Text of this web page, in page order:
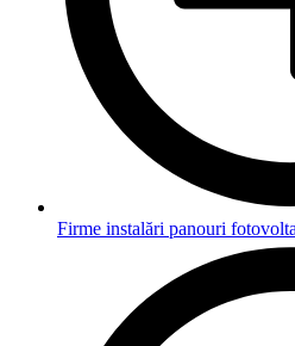
Firme instalări panouri